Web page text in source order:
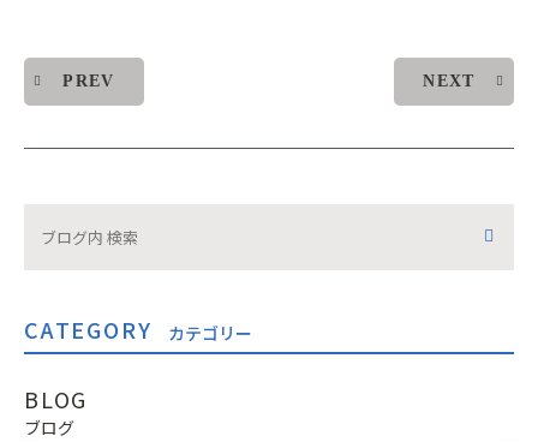
PREV NEXT
CATEGORY カテゴリー
BLOG
ブログ